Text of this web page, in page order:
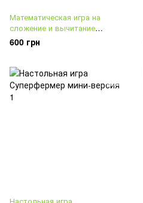
Математическая игра на
сложение и вычитание
Полезная жвачка Pop
600 грн